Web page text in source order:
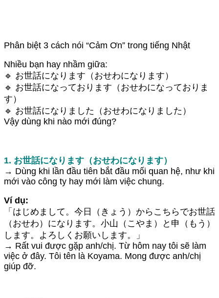
Phân biệt 3 cách nói “Cảm Ơn” trong tiếng Nhật
Nhiều bạn hay nhầm giữa:
🔹 お世話になります（おせわになります）
🔹 お世話になっております（おせわになっておりま
す）
🔹 お世話になりました（おせわになりました）
Vậy dùng khi nào mới đúng?
1. お世話になります（おせわになります）
→ Dùng khi lần đầu tiên bắt đầu mối quan hệ, như khi
mới vào công ty hay mới làm việc chung.
Ví dụ:
「はじめまして。今日（きょう）からこちらでお世話
（おせわ）になります。小山（こやま）と申（もう）
します。よろしくお願いします。」
→ Rất vui được gặp anh/chị. Từ hôm nay tôi sẽ làm
việc ở đây. Tôi tên là Koyama. Mong được anh/chị
giúp đỡ.